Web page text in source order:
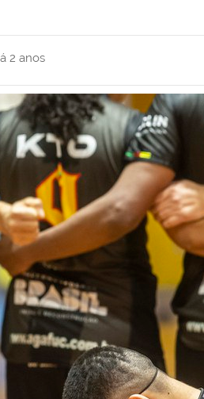
2 anos